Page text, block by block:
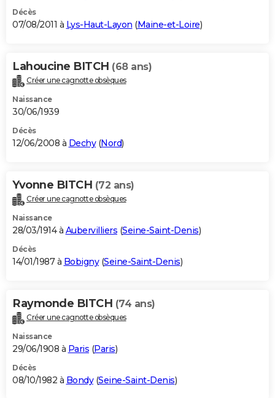
Décès
07/08/2011 à Lys-Haut-Layon (Maine-et-Loire)
Lahoucine BITCH (68 ans)
Créer une cagnotte obsèques
Naissance
30/06/1939
Décès
12/06/2008 à Dechy(Nord)
Yvonne BITCH (72 ans)
Créer une cagnotte obsèques
Naissance
28/03/1914 à Aubervilliers (Seine-Saint-Denis)
Décès
14/01/1987 à Bobigny(Seine-Saint-Denis)
Raymonde BITCH (74 ans)
Créer une cagnotte obsèques
Naissance
29/06/1908 à Paris (Paris)
Décès
08/10/1982 à Bondy(Seine-Saint-Denis)